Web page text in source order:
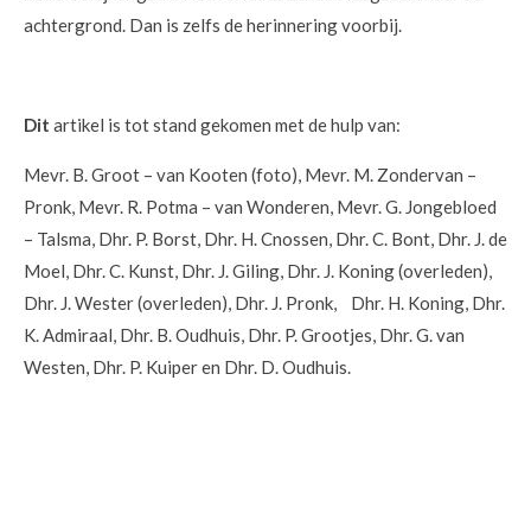
achtergrond. Dan is zelfs de herinnering voorbij.
Dit artikel is tot stand gekomen met de hulp van:
Mevr. B. Groot – van Kooten (foto), Mevr. M. Zondervan –
Pronk, Mevr. R. Potma – van Wonderen, Mevr. G. Jongebloed
– Talsma, Dhr. P. Borst, Dhr. H. Cnossen, Dhr. C. Bont, Dhr. J. de
Moel, Dhr. C. Kunst, Dhr. J. Giling, Dhr. J. Koning (overleden),
Dhr. J. Wester (overleden), Dhr. J. Pronk, Dhr. H. Koning, Dhr.
K. Admiraal, Dhr. B. Oudhuis, Dhr. P. Grootjes, Dhr. G. van
Westen, Dhr. P. Kuiper en Dhr. D. Oudhuis.